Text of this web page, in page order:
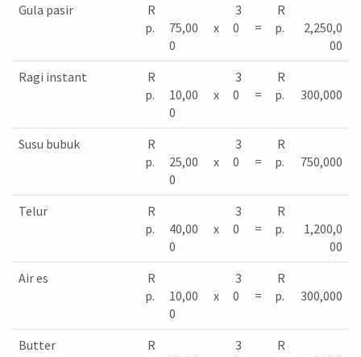
Gula pasir
R
p.
75,00
0
x
3
0
=
R
p.
2,250,0
00
Ragi instant
R
p.
10,00
0
x
3
0
=
R
p.
300,000
Susu bubuk
R
p.
25,00
0
x
3
0
=
R
p.
750,000
Telur
R
p.
40,00
0
x
3
0
=
R
p.
1,200,0
00
Air es
R
p.
10,00
0
x
3
0
=
R
p.
300,000
Butter
R
3
R